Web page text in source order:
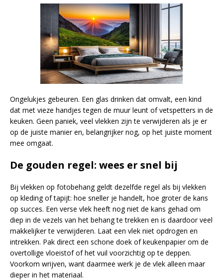
Ongelukjes gebeuren. Een glas drinken dat omvalt, een kind
dat met vieze handjes tegen de muur leunt of vetspetters in de
keuken. Geen paniek, veel vlekken zijn te verwijderen als je er
op de juiste manier en, belangrijker nog, op het juiste moment
mee omgaat.
De gouden regel: wees er snel bij
Bij vlekken op fotobehang geldt dezelfde regel als bij vlekken
op kleding of tapijt: hoe sneller je handelt, hoe groter de kans
op succes. Een verse vlek heeft nog niet de kans gehad om
diep in de vezels van het behang te trekken en is daardoor veel
makkelijker te verwijderen. Laat een vlek niet opdrogen en
intrekken. Pak direct een schone doek of keukenpapier om de
overtollige vloeistof of het vuil voorzichtig op te deppen.
Voorkom wrijven, want daarmee werk je de vlek alleen maar
dieper in het materiaal.